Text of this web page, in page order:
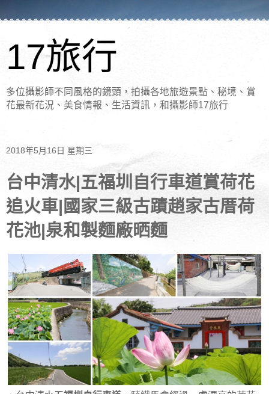
17旅行
多位攝影師不同風格的鏡頭，拍攝各地旅遊景點、秘境、賞
花最新花況、美食情報、生活資訊，和攝影師17旅行
2018年5月16日 星期三
台中清水|五福圳自行車道賞荷花
追火車|國家三級古蹟趙家古厝荷
花池|泉和製麵廠晒麵